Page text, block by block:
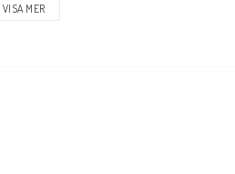
VISA MER